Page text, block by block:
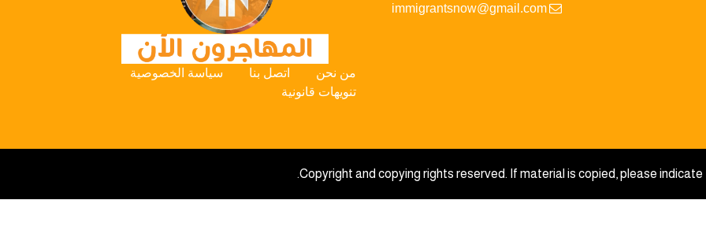
immigrantsnow@gmail.com
من نحن اتصل بنا
سياسة الخصوصية
تنويهات قانونية
Copyright and copying rights reserved. If material is copied, please indicate